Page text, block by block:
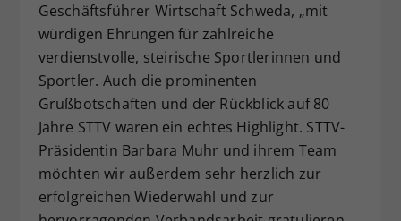
Geschäftsführer Wirtschaft Schweda, „mit
würdigen Ehrungen für zahlreiche
verdienstvolle, steirische Sportlerinnen und
Sportler. Auch die prominenten
Grußbotschaften und der Rückblick auf 80
Jahre STTV waren ein echtes Highlight. STTV-
Präsidentin Barbara Muhr und ihrem Team
möchten wir außerdem sehr herzlich zur
erfolgreichen Wiederwahl und zur